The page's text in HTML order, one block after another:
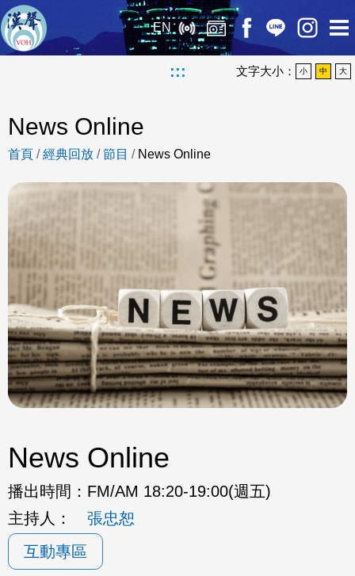
EN
::: 文字大小： 小 中 大
News Online
首頁 /經典回放 /節目 / News Online
News Online
播出時間： FM/AM 18:20-19:00(週五)
主持人：
張忠恕
互動專區